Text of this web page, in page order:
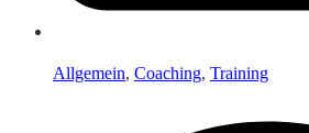
Allgemein, Coaching, Training